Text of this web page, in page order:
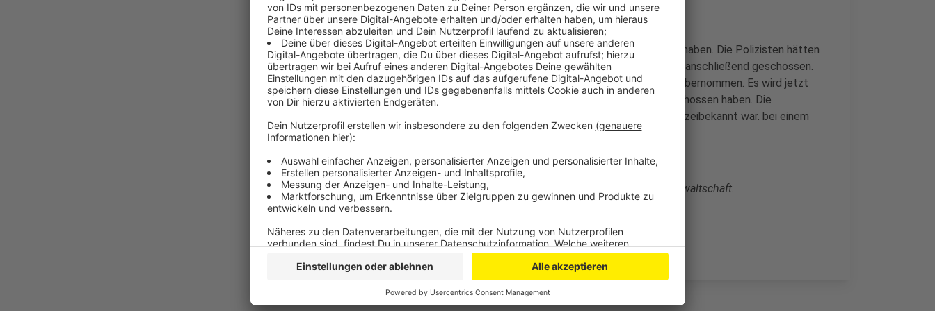
Der Mieter soll die Beamten dann mit einem Messer angegriffen haben. Die Polizisten hätten
zuerst Pfefferspray eingesetzt - ohne Erfolg, deshalb hätten sie anschließend geschossen.
Aus Neutralitätsgründen hat die Bonner Polizei die Ermittlungen übernommen. Es wird jetzt
unter anderem untersucht, wie viele Beamten auf den Mann geschossen haben. Die
Staatsanwaltschaft Köln hat berichtet, dass der Mann schon polizeibekannt war. bei einem
früheren Einsatz hatte er Polizeibeamte getreten.
Aktualisiert um 14:53 mit weiteren Infos von Polizei und Staatsanwaltschaft.